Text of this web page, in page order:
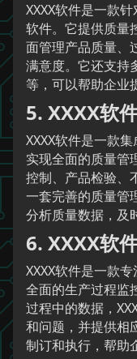
XXXX软件是一款
软件。它提供质量
面管理产品质量、
满意度。它还支持
等，可以帮助企业
5. XXXX软
XXXX软件是一款
实现全面的质量管
控制、产品检验、
一套完善的质量管
分析质量数据，及
6. XXXX软
XXXX软件是一款
全面的生产过程监
过程中的数据，
和问题，并提供相
制订和执行，帮助